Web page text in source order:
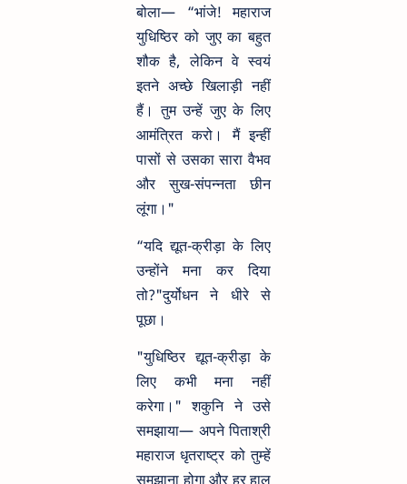
बोला— “भांजे! महाराज
युधिष्ठिर को जुए का बहुत
शौक है, लेकिन वे स्वयं
इतने अच्छे खिलाड़ी नहीं
हैं। तुम उन्हें जुए के लिए
आमंत्रित करो। मैं इन्हीं
पासों से उसका सारा वैभव
और सुख-संपन्नता छीन
लूंगा।"
“यदि द्यूत-क्रीड़ा के लिए
उन्होंने मना कर दिया
तो?"दुर्योधन ने धीरे से
पूछा।
"युधिष्ठिर द्यूत-क्रीड़ा के
लिए कभी मना नहीं
करेगा।" शकुनि ने उसे
समझाया— अपने पिताश्री
महाराज धृतराष्ट्र को तुम्हें
समझाना होगा और हर हाल